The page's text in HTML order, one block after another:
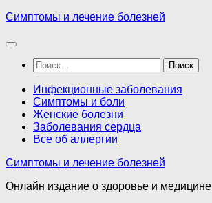
Перейти
содержимому
Симптомы и лечение болезней
Найти:
Инфекционные заболевания
Симптомы и боли
Женские болезни
Заболевания сердца
Все об аллергии
Симптомы и лечение болезней
Онлайн издание о здоровье и медицине